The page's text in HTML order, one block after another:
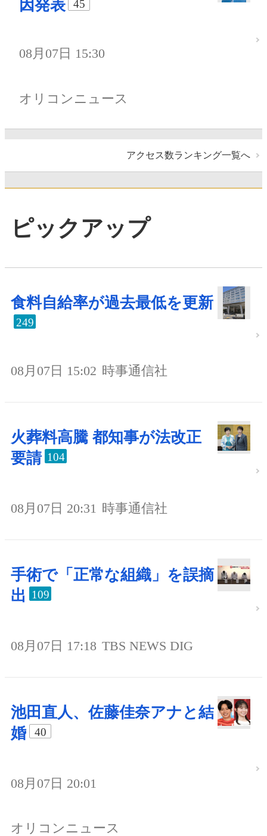
因発表 45
08月07日 15:30
オリコンニュース
アクセス数ランキング一覧へ
ピックアップ
食料自給率が過去最低を更新
249
08月07日 15:02 時事通信社
火葬料高騰 都知事が法改正
要請 104
08月07日 20:31 時事通信社
手術で「正常な組織」を誤摘
出
109
08月07日 17:18 TBS NEWS DIG
池田直人、佐藤佳奈アナと結
婚
40
08月07日 20:01
オリコンニュース